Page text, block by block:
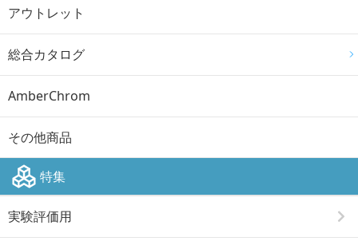
アウトレット
総合カタログ
AmberChrom
その他商品
特集
実験評価用